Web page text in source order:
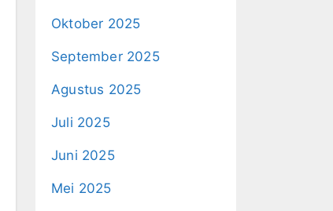
Oktober 2025
September 2025
Agustus 2025
Juli 2025
Juni 2025
Mei 2025